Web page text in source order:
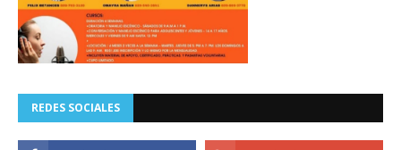
REDES SOCIALES